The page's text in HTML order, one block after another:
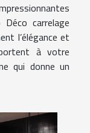
carrelage
l’élégance et
à votre
qui donne un